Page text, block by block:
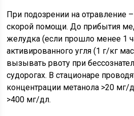
При подозрении на
скорой помощи. До прибытия
желудка (если прошло менее 1
активированного угля (1 г/кг
вызывать рвоту при
судорогах. В стационаре
концентрации метанола >20 мг/
>400 мг/дл.